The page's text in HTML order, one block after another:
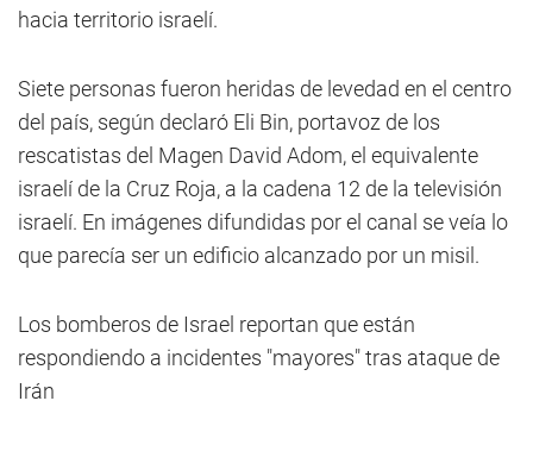
hacia territorio israelí.
Siete personas fueron heridas de levedad en el centro
del país, según declaró Eli Bin, portavoz de los
rescatistas del Magen David Adom, el equivalente
israelí de la Cruz Roja, a la cadena 12 de la televisión
israelí. En imágenes difundidas por el canal se veía lo
que parecía ser un edificio alcanzado por un misil.
Los bomberos de Israel reportan que están
respondiendo a incidentes "mayores" tras ataque de
Irán